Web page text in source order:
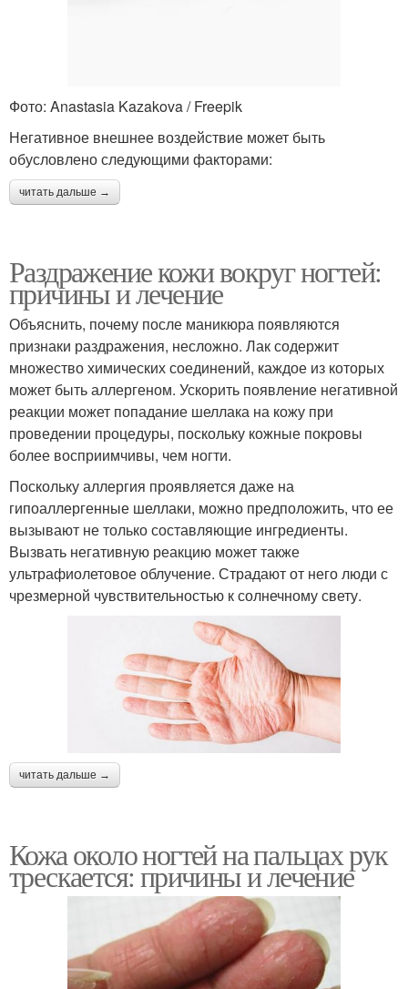
Фото: Anastasia Kazakova / Freepik
Негативное внешнее воздействие может быть
обусловлено следующими факторами:
читать дальше →
Раздражение кожи вокруг ногтей:
причины и лечение
Объяснить, почему после маникюра появляются
признаки раздражения, несложно. Лак содержит
множество химических соединений, каждое из которых
может быть аллергеном. Ускорить появление негативной
реакции может попадание шеллака на кожу при
проведении процедуры, поскольку кожные покровы
более восприимчивы, чем ногти.
Поскольку аллергия проявляется даже на
гипоаллергенные шеллаки, можно предположить, что ее
вызывают не только составляющие ингредиенты.
Вызвать негативную реакцию может также
ультрафиолетовое облучение. Страдают от него люди с
чрезмерной чувствительностью к солнечному свету.
читать дальше →
Кожа около ногтей на пальцах рук
трескается: причины и лечение